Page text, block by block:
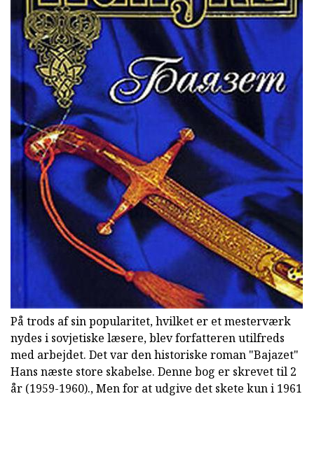
På trods af sin popularitet, hvilket er et mesterværk
nydes i sovjetiske læsere, blev forfatteren utilfreds
med arbejdet. Det var den historiske roman "Bajazet"
Hans næste store skabelse. Denne bog er skrevet til 2
år (1959-1960)., Men for at udgive det skete kun i 1961